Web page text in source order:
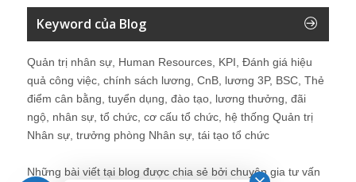
Keyword của Blog
Quản trị nhân sự, Human Resources, KPI, Đánh giá hiệu
quả công việc, chính sách lương, CnB, lương 3P, BSC, Thẻ
điểm cân bằng, tuyển dụng, đào tạo, lương thưởng, đãi
ngộ, nhân sự, tổ chức, cơ cấu tổ chức, hệ thống Quản trị
Nhân sự, trưởng phòng Nhân sự, tái tạo tổ chức
Những bài viết tại blog được chia sẻ bởi chuyên gia tư vấn